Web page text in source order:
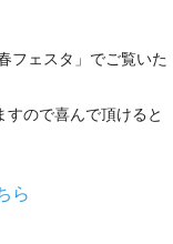
フェスタ」でご覧いた
ので喜んで頂けると
ら